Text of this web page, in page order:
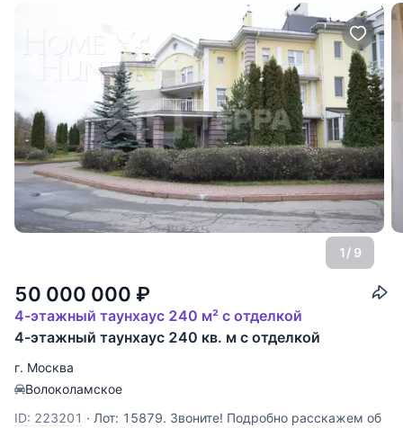
1/ 9
50 000 000 ₽
4-этажный таунхаус 240 м² с отделкой
4-этажный таунхаус 240 кв. м с отделкой
г. Москва
Волоколамское
ID: 223201 · Лот: 15879. Звоните! Подробно расскажем об